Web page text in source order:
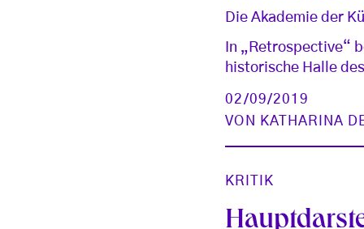
Die Akademie der
In „Retrospective“
historische Halle
02/09/2019
VON
KATHARINA
KRITIK